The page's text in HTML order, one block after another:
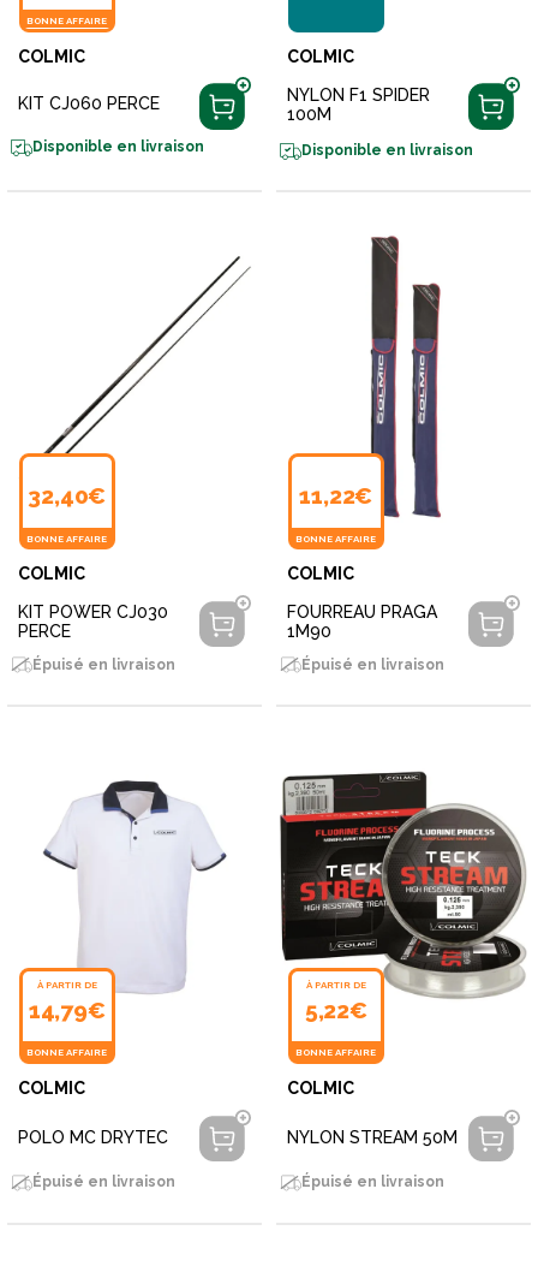
BONNE AFFAIRE
COLMIC
KIT CJ060 PERCE
Disponible en livraison
COLMIC
NYLON F1 SPIDER
100M
Disponible en livraison
32,40€
BONNE AFFAIRE
COLMIC
KIT POWER CJ030
PERCE
Épuisé en livraison
11,22€
BONNE AFFAIRE
COLMIC
FOURREAU PRAGA
1M90
Épuisé en livraison
À PARTIR DE
14,79€
BONNE AFFAIRE
COLMIC
POLO MC DRYTEC
Épuisé en livraison
À PARTIR DE
5,22€
BONNE AFFAIRE
COLMIC
NYLON STREAM 50M
Épuisé en livraison